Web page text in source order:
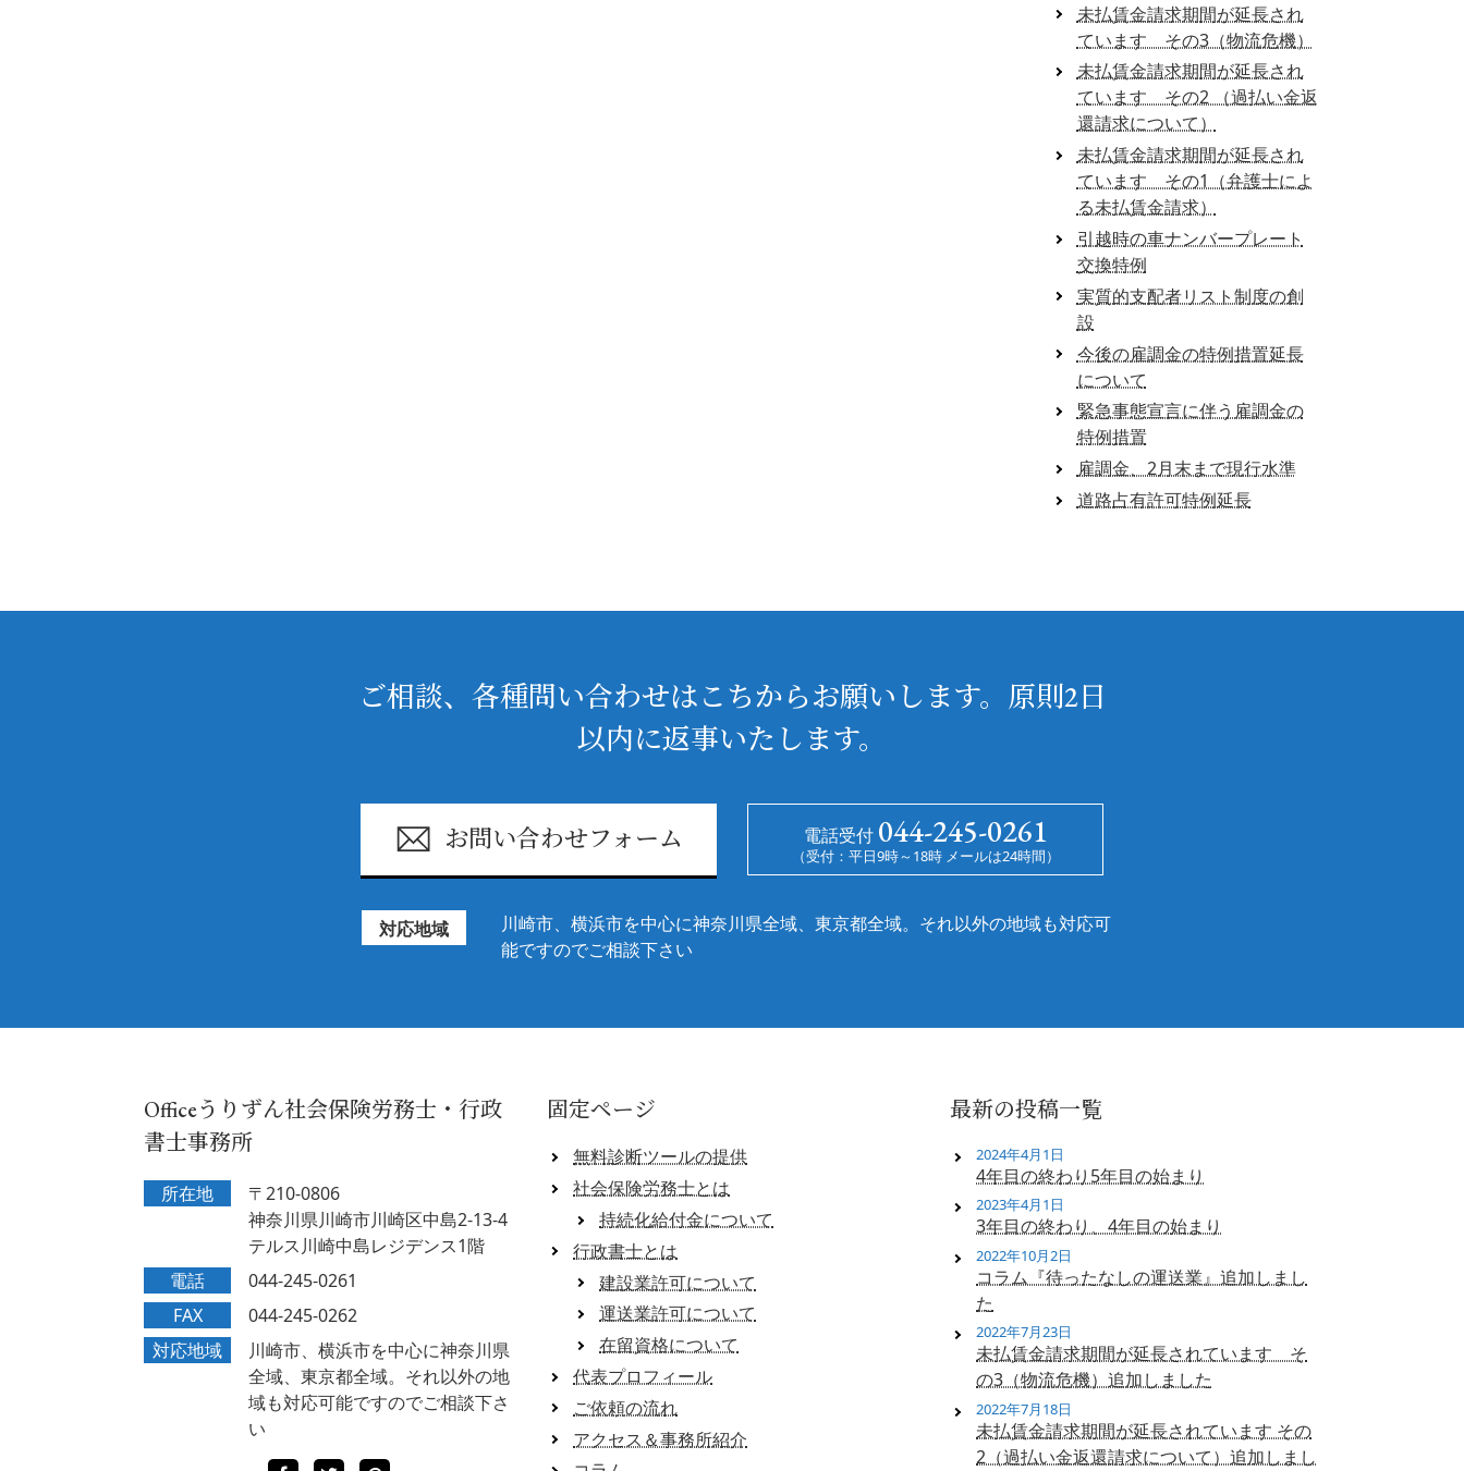
未払賃金請求期間が延長され
ています その3（物流危機）
未払賃金請求期間が延長され
ています その2 （過払い金返
還請求について）
未払賃金請求期間が延長され
ています その1（弁護士によ
る未払賃金請求）
引越時の車ナンバープレート
交換特例
実質的支配者リスト制度の創
設
今後の雇調金の特例措置延長
について
緊急事態宣言に伴う雇調金の
特例措置
雇調金、2月末まで現行水準
道路占有許可特例延長
ご相談、各種問い合わせはこちからお願いします。原則2日
以内に返事いたします。
お問い合わせフォーム 電話受付 044-245-0261
（受付：平日9時～18時 メールは24時間）
対応地域
川崎市、横浜市を中心に神奈川県全域、東京都全域。それ以外の地域も対応可
能ですのでご相談下さい
Officeうりずん社会保険労務士・行政
書士事務所
所在地
〒210-0806
神奈川県川崎市川崎区中島2-13-4
テルス川崎中島レジデンス1階
電話
044-245-0261
FAX
044-245-0262
対応地域
川崎市、横浜市を中心に神奈川県
全域、東京都全域。それ以外の地
域も対応可能ですのでご相談下さ
い
固定ページ
無料診断ツールの提供
社会保険労務士とは
持続化給付金について
行政書士とは
建設業許可について
運送業許可について
在留資格について
代表プロフィール
ご依頼の流れ
アクセス＆事務所紹介
最新の投稿一覧
4年目の終わり5年目の始まり
2024年4月1日
3年目の終わり、4年目の始まり
2023年4月1日
コラム『待ったなしの運送業』追加しまし
た
2022年10月2日
未払賃金請求期間が延長されています そ
の3（物流危機）追加しました
2022年7月23日
未払賃金請求期間が延長されています その
2（過払い金返還請求について）追加しまし
2022年7月18日